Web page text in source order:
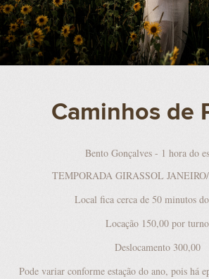
Caminhos de
Bento Gonçalves - 1 hora do
TEMPORADA GIRASSOL
Local fica cerca de 50 minutos
Locação 150,00 por turno
Deslocamento 300,00
Pode variar conforme estação do ano, pois há